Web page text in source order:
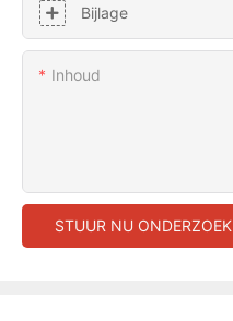
Bijlage
Inhoud
STUUR NU ONDERZOEK